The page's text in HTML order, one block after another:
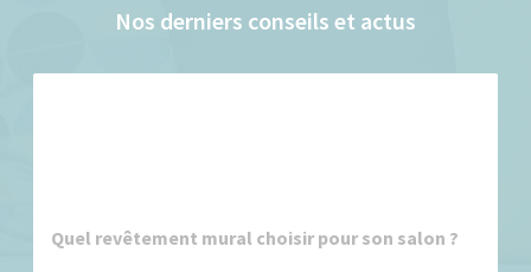
Nos derniers conseils et actus
Quel revêtement mural choisir pour son salon ?